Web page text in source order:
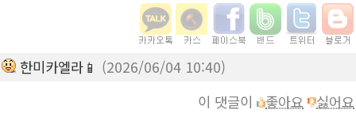
한미카엘라📱 (2026/06/04 10:40)
이 댓글이
좋아요
싫어요